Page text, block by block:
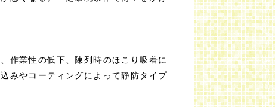
作業性の低下、陳列時のほこり吸着に
みやコーティングによって静防タイプ